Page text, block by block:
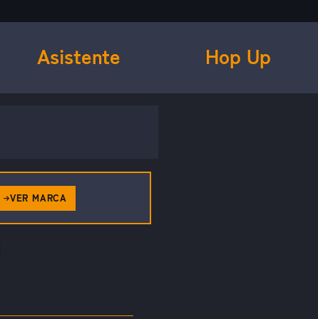
Asistente Hop Up
VER MARCA